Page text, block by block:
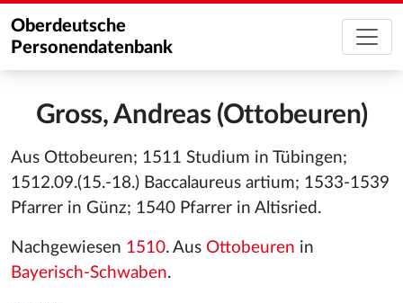
Oberdeutsche
Personendatenbank
Gross, Andreas (Ottobeuren)
Aus Ottobeuren; 1511 Studium in Tübingen;
1512.09.(15.-18.) Baccalaureus artium; 1533-1539
Pfarrer in Günz; 1540 Pfarrer in Altisried.
Nachgewiesen 1510. Aus Ottobeuren in
Bayerisch-Schwaben.